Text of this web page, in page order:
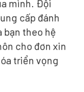
mình. Đội
cấp đánh
bạn theo hệ
cho đơn xin
triển vọng